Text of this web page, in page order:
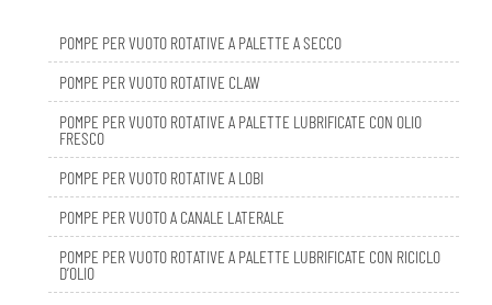
POMPE PER VUOTO ROTATIVE CLAW
POMPE PER VUOTO ROTATIVE A PALETTE LUBRIFICATE CON OLIO
FRESCO
POMPE PER VUOTO ROTATIVE A LOBI
POMPE PER VUOTO A CANALE LATERALE
POMPE PER VUOTO ROTATIVE A PALETTE LUBRIFICATE CON RICICLO
D’OLIO
DBL SMART